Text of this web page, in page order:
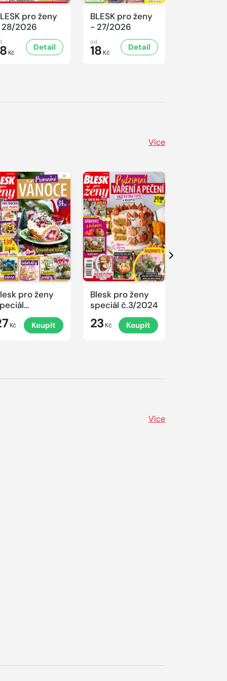
pro ženy
2026
Kč
Detail
BLESK pro ženy
- 27/2026
od
18 Kč
Detail
Více
pro ženy
č.4/2024
Kč Koupit
Blesk pro ženy
speciál č.3/2024
23 Kč Koupit
Další
Více